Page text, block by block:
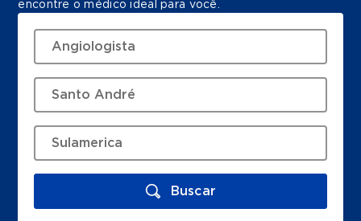
encontre o médico ideal para você.
Buscar